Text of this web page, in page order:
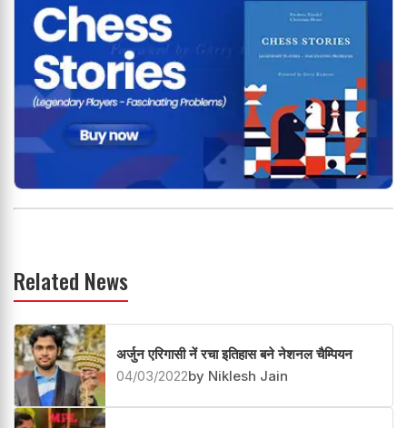
Related News
अर्जुन एरिगासी नें रचा इतिहास बने नेशनल चैम्पियन
04/03/2022by Niklesh Jain